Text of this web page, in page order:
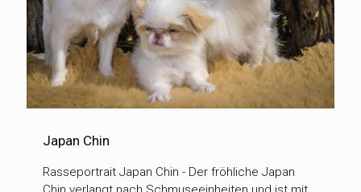
Japan Chin
Rasseportrait Japan Chin - Der fröhliche Japan